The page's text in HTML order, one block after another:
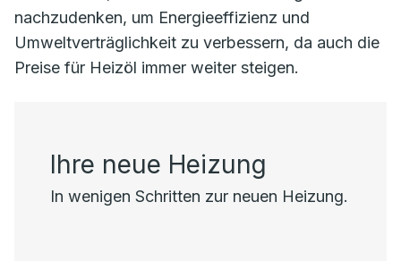
nachzudenken, um Energieeffizienz und
Umweltverträglichkeit zu verbessern, da auch die
Preise für Heizöl immer weiter steigen.
Ihre neue Heizung
In wenigen Schritten zur neuen Heizung.